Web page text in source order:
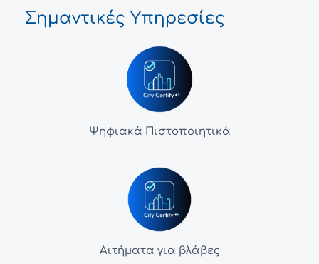
Σημαντικές Υπηρεσίες
Ψηφιακά Πιστοποιητικά
Αιτήματα για βλάβες